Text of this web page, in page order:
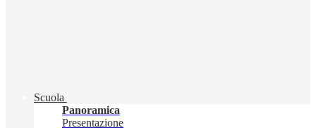
Scuola
Panoramica
Presentazione